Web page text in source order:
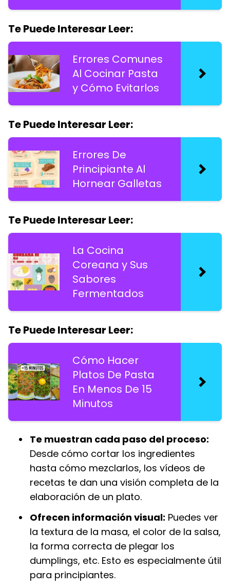
Te Puede Interesar Leer:
Errores Comunes
Al Cocinar Pasta
y Cómo Evitarlos
Te Puede Interesar Leer:
Errores De
Principiante Al
Hornear Galletas
Te Puede Interesar Leer:
La Cocina
Coreana y Sus
Sabores
Fermentados
Te Puede Interesar Leer:
Cómo Hacer
Platos De Pasta
En Menos De 15
Minutos
Te muestran cada paso del proceso:
Desde cómo cortar los ingredientes
hasta cómo mezclarlos, los vídeos de
recetas te dan una visión completa de la
elaboración de un plato.
Ofrecen información visual: Puedes ver
la textura de la masa, el color de la salsa,
la forma correcta de plegar los
dumplings, etc. Esto es especialmente útil
para principiantes.